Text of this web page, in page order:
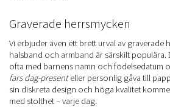
Graverade herrsmycken
Vi erbjuder även ett brett urval av graverade
halsband och armband är särskilt populära.
ofta med barnens namn och födelsedatum
fars dag-presenteller personlig gåva till
sin diskreta design och höga kvalitet
med stolthet – varje dag.